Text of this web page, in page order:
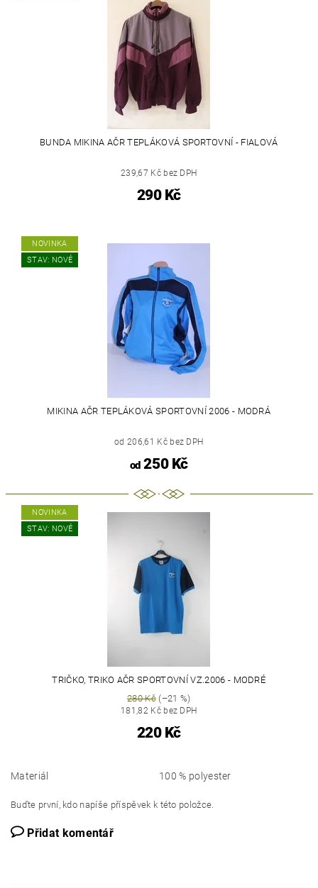
BUNDA MIKINA AČR TEPLÁKOVÁ SPORTOVNÍ - FIALOVÁ
239,67 Kč bez DPH
290 Kč
NOVINKA
STAV: NOVÉ
MIKINA AČR TEPLÁKOVÁ SPORTOVNÍ 2006 - MODRÁ
od 206,61 Kč bez DPH
od250 Kč
NOVINKA
STAV: NOVÉ
TRIČKO, TRIKO AČR SPORTOVNÍ VZ.2006 - MODRÉ
280 Kč(–21 %)
181,82 Kč bez DPH
220 Kč
Materiál 100 % polyester
Buďte první, kdo napíše příspěvek k této položce.
Přidat komentář